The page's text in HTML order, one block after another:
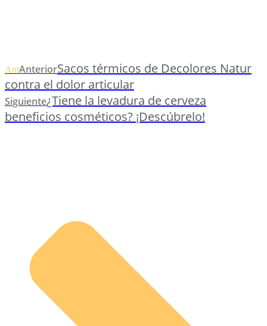
AntAnteriorSacos térmicos de Decolores Natur
contra el dolor articular
Siguiente¿Tiene la levadura de cerveza
beneficios cosméticos? ¡Descúbrelo!